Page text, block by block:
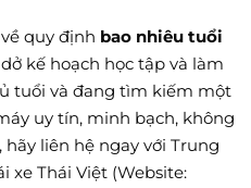
quy định bao nhiêu tuổi
kế hoạch học tập và làm
tuổi và đang tìm kiếm một
uy tín, minh bạch, không
liên hệ ngay với Trung
xe Thái Việt (Website: